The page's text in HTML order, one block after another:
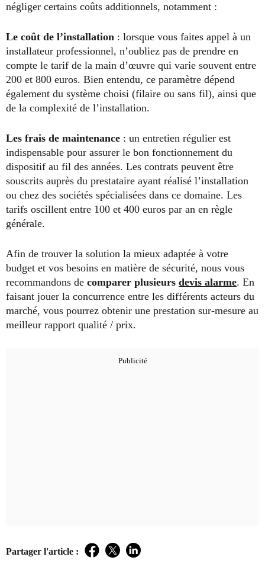
négliger certains coûts additionnels, notamment :
Le coût de l’installation : lorsque vous faites appel à un
installateur professionnel, n’oubliez pas de prendre en
compte le tarif de la main d’œuvre qui varie souvent entre
200 et 800 euros. Bien entendu, ce paramètre dépend
également du système choisi (filaire ou sans fil), ainsi que
de la complexité de l’installation.
Les frais de maintenance : un entretien régulier est
indispensable pour assurer le bon fonctionnement du
dispositif au fil des années. Les contrats peuvent être
souscrits auprès du prestataire ayant réalisé l’installation
ou chez des sociétés spécialisées dans ce domaine. Les
tarifs oscillent entre 100 et 400 euros par an en règle
générale.
Afin de trouver la solution la mieux adaptée à votre
budget et vos besoins en matière de sécurité, nous vous
recommandons de comparer plusieurs devis alarme. En
faisant jouer la concurrence entre les différents acteurs du
marché, vous pourrez obtenir une prestation sur-mesure au
meilleur rapport qualité / prix.
Partager l'article : Facebook
TwitterLinkedIn